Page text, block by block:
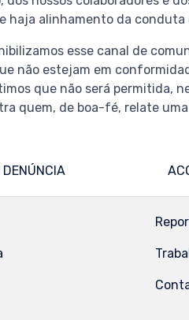
haja alinhamento da conduta
esse canal de
não estejam em
que não será permitida,
quem, de boa-fé, relate